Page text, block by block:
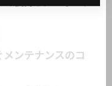
ンテナンスのコ
ください